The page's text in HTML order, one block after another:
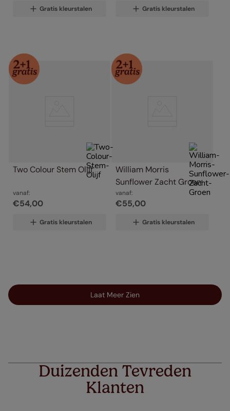
Gratis kleurstalen Gratis kleurstalen
Two Colour Stem Olijf
vanaf:
€54,00
Gratis kleurstalen
William Morris
Sunflower Zacht Groen
vanaf:
€55,00
Gratis kleurstalen
Laat Meer Zien
Duizenden Tevreden
Klanten